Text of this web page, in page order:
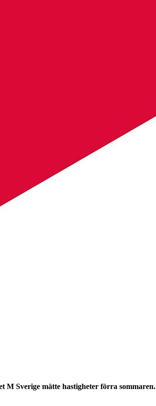
Sverige mätte hastigheter förra sommaren.